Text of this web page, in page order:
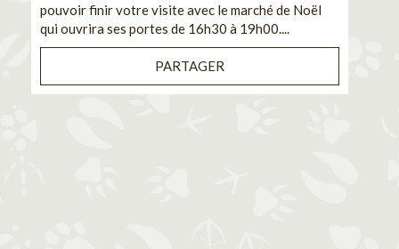
pouvoir finir votre visite avec le marché de Noël
qui ouvrira ses portes de 16h30 à 19h00....
PARTAGER